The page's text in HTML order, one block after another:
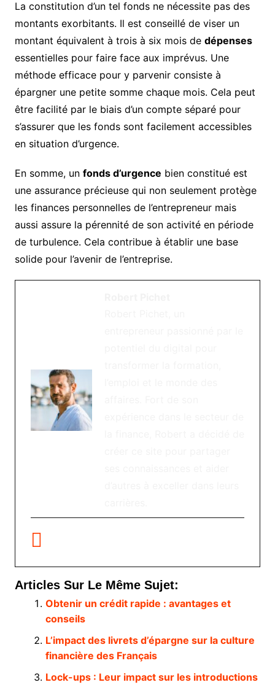
La constitution d’un tel fonds ne nécessite pas des
montants exorbitants. Il est conseillé de viser un
montant équivalent à trois à six mois de dépenses
essentielles pour faire face aux imprévus. Une
méthode efficace pour y parvenir consiste à
épargner une petite somme chaque mois. Cela peut
être facilité par le biais d’un compte séparé pour
s’assurer que les fonds sont facilement accessibles
en situation d’urgence.
En somme, un fonds d’urgence bien constitué est
une assurance précieuse qui non seulement protège
les finances personnelles de l’entrepreneur mais
aussi assure la pérennité de son activité en période
de turbulence. Cela contribue à établir une base
solide pour l’avenir de l’entreprise.
Articles Sur Le Même Sujet:
Obtenir un crédit rapide : avantages et
conseils
L’impact des livrets d’épargne sur la culture
financière des Français
Lock-ups : Leur impact sur les introductions